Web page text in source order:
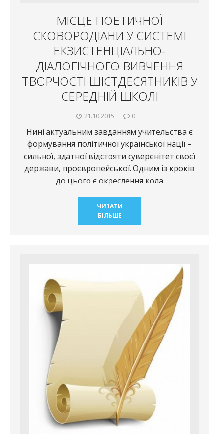
МІСЦЕ ПОЕТИЧНОЇ
СКОВОРОДІАНИ У СИСТЕМІ
ЕКЗИСТЕНЦІАЛЬНО-
ДІАЛОГІЧНОГО ВИВЧЕННЯ
ТВОРЧОСТІ ШІСТДЕСЯТНИКІВ У
СЕРЕДНІЙ ШКОЛІ
21.10.2015 0
Нині актуальним завданням учительства є
формування політичної української нації –
сильної, здатної відстояти суверенітет своєї
держави, проєвропейської. Одним із кроків
до цього є окреслення кола
ЧИТАТИ
БІЛЬШЕ